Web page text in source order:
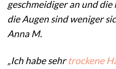
geschmeidiger an und
die Augen sind weniger
Anna M.
„Ich habe sehrtrockene